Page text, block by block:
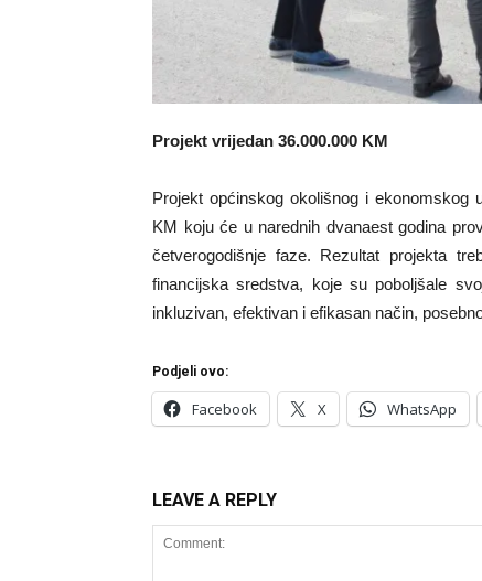
Projekt vrijedan 36.000.000 KM
Projekt općinskog okolišnog i ekonomskog
KM koju će u narednih dvanaest godina
četverogodišnje faze. Rezultat projekta
financijska sredstva, koje su poboljšale
inkluzivan, efektivan i efikasan način,
Podjeli ovo:
Facebook X WhatsApp
LEAVE A REPLY